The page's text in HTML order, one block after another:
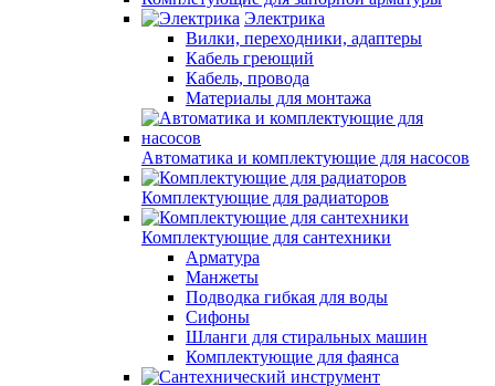
Электрика
Вилки, переходники, адаптеры
Кабель греющий
Кабель, провода
Материалы для монтажа
Автоматика и комплектующие для насосов
Комплектующие для радиаторов
Комплектующие для сантехники
Арматура
Манжеты
Подводка гибкая для воды
Сифоны
Шланги для стиральных машин
Комплектующие для фаянса